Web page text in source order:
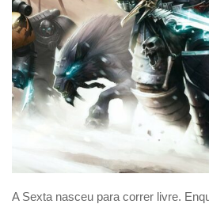
A Sexta nasceu para correr livre.